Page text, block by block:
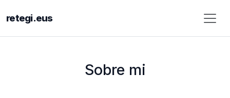
retegi.eus
Sobre mi